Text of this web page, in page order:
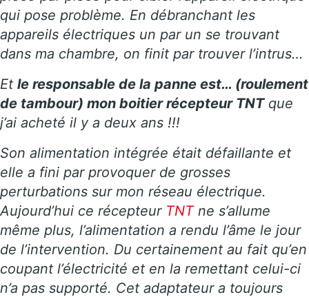
qui pose problème. En débranchant les
appareils électriques un par un se trouvant
dans ma chambre, on finit par trouver l’intrus…
Et le responsable de la panne est… (roulement
de tambour) mon boitier récepteur TNTque
j’ai acheté il y a deux ans !!!
Son alimentation intégrée était défaillante et
elle a fini par provoquer de grosses
perturbations sur mon réseau électrique.
Aujourd’hui ce récepteurTNT ne s’allume
même plus, l’alimentation a rendu l’âme le jour
de l’intervention. Du certainement au fait qu’en
coupant l’électricité et en la remettant celui-ci
n’a pas supporté. Cet adaptateur a toujours